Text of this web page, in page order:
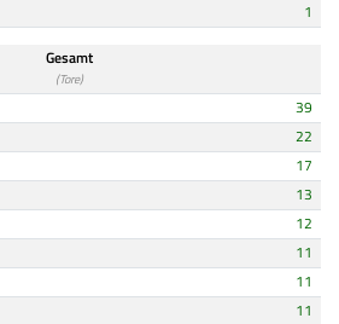
1
Gesamt
(Tore)
39
22
17
13
12
11
11
11